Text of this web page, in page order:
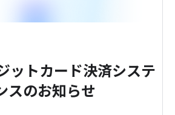
トカード決済システ
スのお知らせ